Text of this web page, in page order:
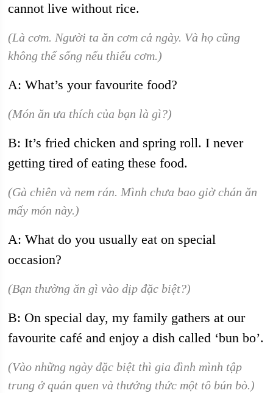
cannot live without rice.
(Là cơm. Người ta ăn cơm cả ngày. Và họ cũng
không thể sống nếu thiếu cơm.)
A: What’s your favourite food?
(Món ăn ưa thích của bạn là gì?)
B: It’s fried chicken and spring roll. I never
getting tired of eating these food.
(Gà chiên và nem rán. Mình chưa bao giờ chán ăn
mấy món này.)
A: What do you usually eat on special
occasion?
(Bạn thường ăn gì vào dịp đặc biệt?)
B: On special day, my family gathers at our
favourite café and enjoy a dish called ‘bun bo’.
(Vào những ngày đặc biệt thì gia đình mình tập
trung ở quán quen và thưởng thức một tô bún bò.)